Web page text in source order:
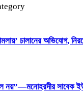
চালানের অভিযোগ,
নয়”—মনোহরদীর সাবেক